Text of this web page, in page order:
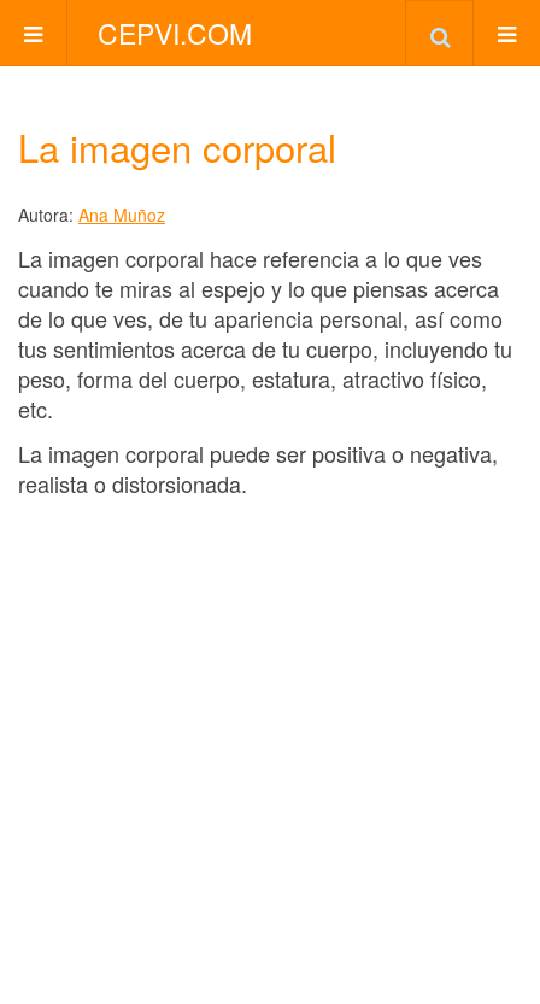
CEPVI.COM
La imagen corporal
Autora: Ana Muñoz
La imagen corporal hace referencia a lo que ves
cuando te miras al espejo y lo que piensas acerca
de lo que ves, de tu apariencia personal, así como
tus sentimientos acerca de tu cuerpo, incluyendo tu
peso, forma del cuerpo, estatura, atractivo físico,
etc.
La imagen corporal puede ser positiva o negativa,
realista o distorsionada.